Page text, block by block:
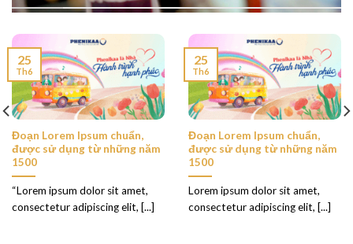
Đoạn Lorem Ipsum chuẩn,
được sử dụng từ những năm
1500
“Lorem ipsum dolor sit amet,
consectetur adipiscing elit, [...]
25
Th6
Đoạn Lorem Ipsum chuẩn,
được sử dụng từ những năm
1500
Lorem ipsum dolor sit amet,
consectetur adipiscing elit, [...]
25
Th6